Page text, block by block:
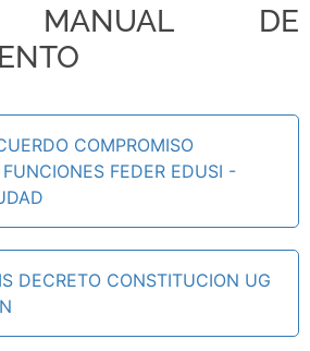
MANUAL DE
COMPROMISO
FEDER EDUSI -
DECRETO CONSTITUCION UG